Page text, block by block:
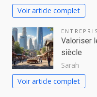
Voir article complet
Valoriser
siècle
Sarah
Voir article complet